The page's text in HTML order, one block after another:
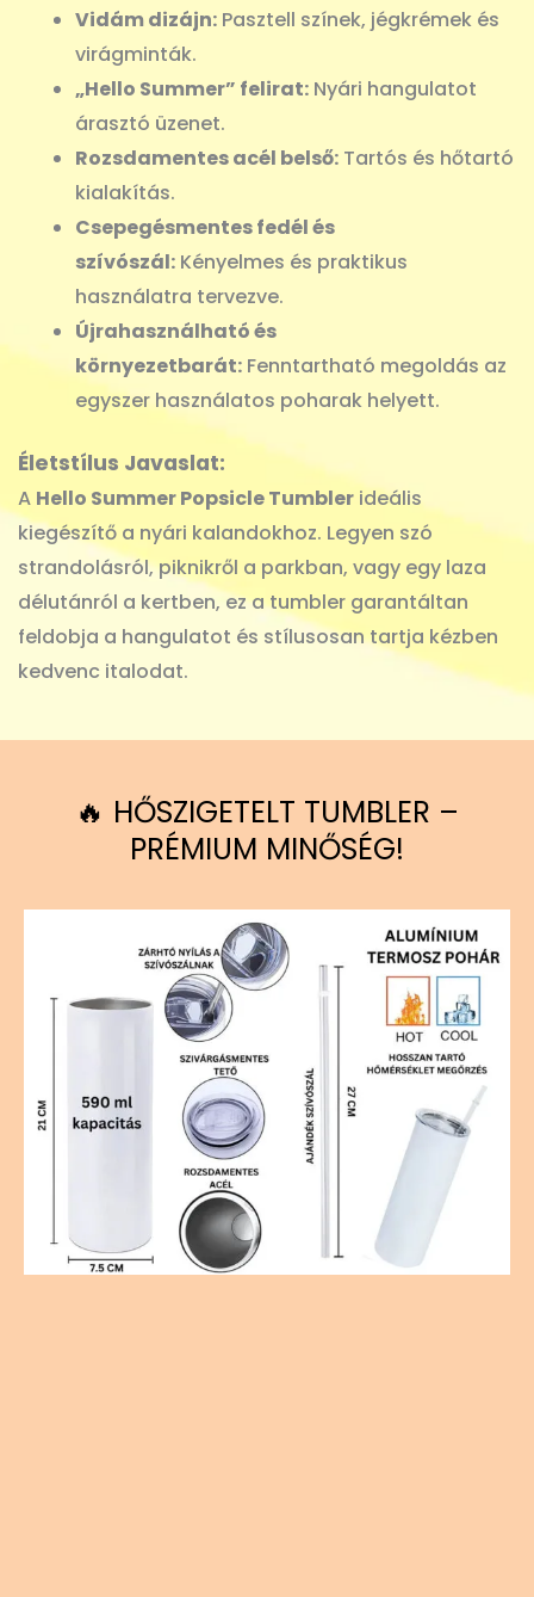
Vidám dizájn: Pasztell színek, jégkrémek és
virágminták.
„Hello Summer” felirat: Nyári hangulatot
árasztó üzenet.
Rozsdamentes acél belső: Tartós és hőtartó
kialakítás.
Csepegésmentes fedél és
szívószál: Kényelmes és praktikus
használatra tervezve.
Újrahasználható és
környezetbarát: Fenntartható megoldás az
egyszer használatos poharak helyett.
Életstílus Javaslat:
A Hello Summer Popsicle Tumbler ideális
kiegészítő a nyári kalandokhoz. Legyen szó
strandolásról, piknikről a parkban, vagy egy laza
délutánról a kertben, ez a tumbler garantáltan
feldobja a hangulatot és stílusosan tartja kézben
kedvenc italodat.
🔥 HŐSZIGETELT TUMBLER –
PRÉMIUM MINŐSÉG!